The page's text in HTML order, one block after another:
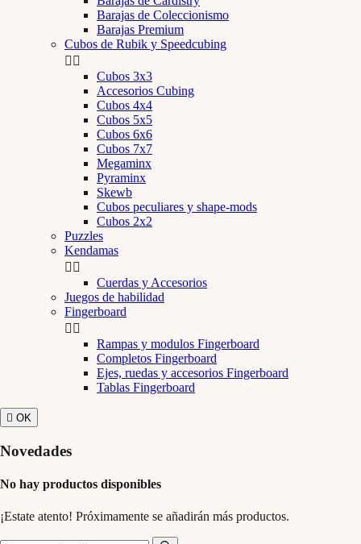
Barajas de Coleccionismo
Barajas Premium
Cubos de Rubik y Speedcubing
 
Cubos 3x3
Accesorios Cubing
Cubos 4x4
Cubos 5x5
Cubos 6x6
Cubos 7x7
Megaminx
Pyraminx
Skewb
Cubos peculiares y shape-mods
Cubos 2x2
Puzzles
Kendamas
 
Cuerdas y Accesorios
Juegos de habilidad
Fingerboard
 
Rampas y modulos Fingerboard
Completos Fingerboard
Ejes, ruedas y accesorios Fingerboard
Tablas Fingerboard
 OK
Novedades
No hay productos disponibles
¡Estate atento! Próximamente se añadirán más productos.